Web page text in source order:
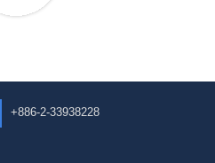
+886-2-33938228